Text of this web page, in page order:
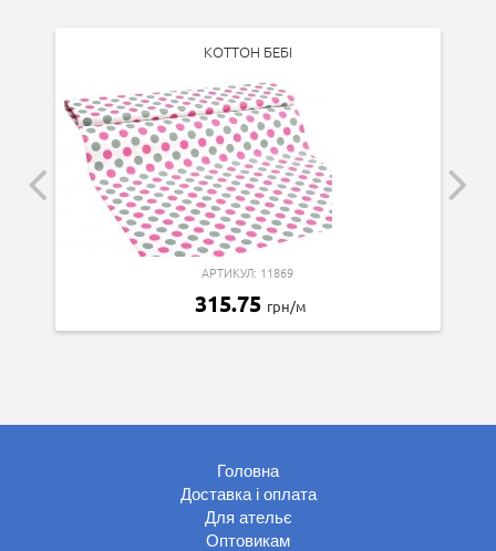
КОТТОН БЕБІ
АРТИКУЛ: 11869
315.75 грн/м
Головна
Доставка і оплата
Для ательє
Оптовикам